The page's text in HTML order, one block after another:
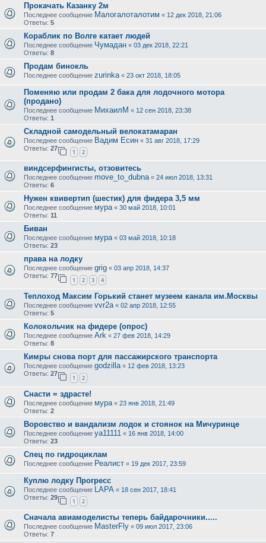
Прокачать Казанку 2м
Последнее сообщение Малогалоталотим « 12 дек 2018, 21:06
Ответы: 5
Кораблик по Волге катает людей
Последнее сообщение Чумадан « 03 дек 2018, 22:21
Ответы: 8
Продам бинокль
Последнее сообщение zurinka « 23 окт 2018, 18:05
Поменяю или продам 2 бака для лодочного мотора
(продано)
Последнее сообщение МихаилМ « 12 сен 2018, 23:38
Ответы: 1
Складной самодельный велокатамаран
Последнее сообщение Вадим Есин « 31 авг 2018, 17:29
Ответы: 27
1 2
виндсерфингисты, отзовитесь
Последнее сообщение move_to_dubna« 24 июл 2018, 13:31
Ответы: 6
Нужен квивертип (шестик) для фидера 3,5 мм
Последнее сообщение мура« 30 май 2018, 10:01
Ответы: 11
Биван
Последнее сообщение мура« 03 май 2018, 10:18
Ответы: 23
права на лодку
Последнее сообщение grig « 03 апр 2018, 14:37
Ответы: 77
1 2 3 4
Теплоход Максим Горький станет музеем канала им.Москвы
Последнее сообщение vvr2a « 02 апр 2018, 12:55
Ответы: 5
Колокольчик на фидере (опрос)
Последнее сообщение Ark « 27 фев 2018, 14:29
Ответы: 8
Кимры снова порт для пассажирского транспорта
Последнее сообщение godzilla « 12 фев 2018, 13:23
Ответы: 27
1 2
Снасти = здрасте!
Последнее сообщение мура « 23 янв 2018, 21:49
Ответы: 2
Воровство и вандализм лодок и стоянок на Мичуринце
Последнее сообщение ya11111 « 16 янв 2018, 14:00
Ответы: 23
Спец по гидроциклам
Последнее сообщение Реалист « 19 дек 2017, 23:59
Куплю лодку Прогресс
Последнее сообщение LAPA « 18 сен 2017, 18:41
Ответы: 29
1 2
Сначала авиамоделисты теперь байдарочники.....
Последнее сообщение MasterFly « 09 июл 2017, 23:06
Ответы: 7